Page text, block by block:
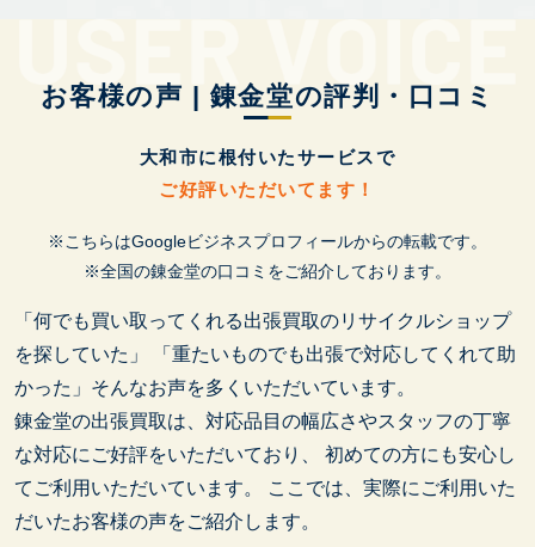
お客様の声 | 錬金堂の評判・口コミ
大和市に根付いたサービスで
ご好評いただいてます！
※こちらはGoogleビジネスプロフィールからの転載です。
※全国の錬金堂の口コミをご紹介しております。
「何でも買い取ってくれる出張買取のリサイクルショップ
を探していた」
「重たいものでも出張で対応してくれて助
かった」そんなお声を多くいただいています。
錬金堂の出張買取は、対応品目の幅広さやスタッフの丁寧
な対応にご好評をいただいており、
初めての方にも安心し
てご利用いただいています。
ここでは、実際にご利用いた
だいたお客様の声をご紹介します。